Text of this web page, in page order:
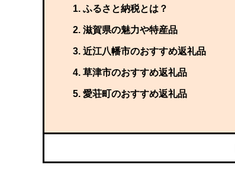
ふるさと納税とは？
滋賀県の魅力や特産品
近江八幡市のおすすめ返礼品
草津市のおすすめ返礼品
愛荘町のおすすめ返礼品